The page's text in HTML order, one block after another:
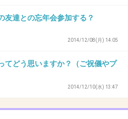
より多いわ（TT)
友達との忘年会参加する？
2014/12/08(月) 14:05
てどう思いますか？（ご祝儀やプ
2014/12/10(水) 13:47